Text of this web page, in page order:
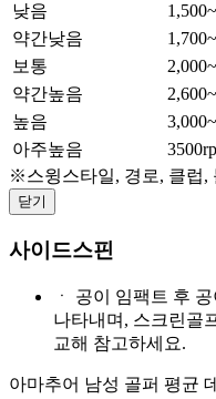
낮음
약간낮음
보통
약간높음
높음
아주높음
※스윙스타일, 경로, 클럽,
닫기
사이드스핀
ㆍ
공이 임팩트 후
나타내며, 스크린골
교해 참고하세요.
아마추어 남성 골퍼 평균